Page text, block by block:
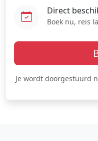
Direct
Boek nu, reis
Je wordt doorgestuurd